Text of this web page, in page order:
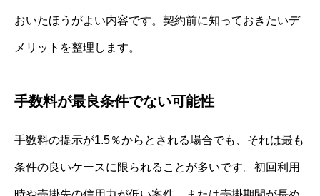
おいたほうがよい内容です。契約前に知っておきたいデ
メリットを整理します。
手数料が最良条件でない可能性
手数料の提示が1.5％からとされる場合でも、それは最も
条件の良いケースに限られることが多いです。初回利用